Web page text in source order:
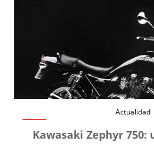
Actualidad
Kawasaki Zephyr 750: